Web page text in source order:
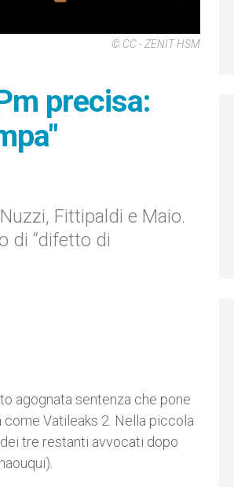
© CC - ZENIT HSM
precisa:
Fittipaldi e Maio.
di “difetto di
agognata sentenza che pone
Vatileaks 2. Nella piccola
tre restanti avvocati dopo